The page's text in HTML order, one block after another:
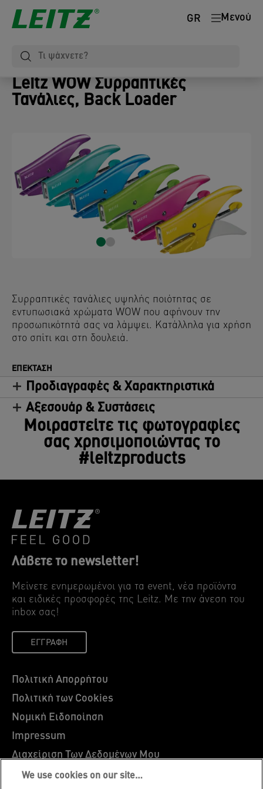
Μενού
GR
Leitz WOW Συρραπτικές
Τανάλιες, Back Loader
Συρραπτικές τανάλιες υψηλής ποιότητας σε
εντυπωσιακά χρώματα WOW που αφήνουν την
προσωπικότητά σας να λάμψει. Κατάλληλα για χρήση
στο σπίτι και στη δουλειά.
ΕΠΈΚΤΑΣΗ
Προδιαγραφές & Χαρακτηριστικά
Αξεσουάρ & Συστάσεις
Μοιραστείτε τις φωτογραφίες
σας χρησιμοποιώντας το
#leitzproducts
Λάβετε το newsletter!
Μείνετε ενημερωμένοι για τα event, νέα προϊόντα
και ειδικές προσφορές της Leitz. Mε την άνεση του
inbox σας!
ΕΓΓΡΑΦΉ
Πολιτική Απορρήτου
Πολιτική των Cookies
Νομική Ειδοποίηση
Impressum
Διαχείριση Των Δεδομένων Μου
Leitz EasyPrint
We use cookies on our site…